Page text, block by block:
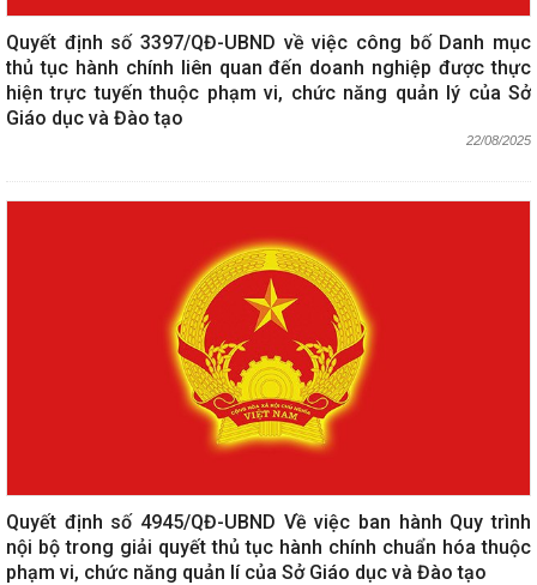
Quyết định số 3397/QĐ-UBND về việc công bố Danh mục
thủ tục hành chính liên quan đến doanh nghiệp được thực
hiện trực tuyến thuộc phạm vi, chức năng quản lý của Sở
Giáo dục và Đào tạo
22/08/2025
Quyết định số 4945/QĐ-UBND Về việc ban hành Quy trình
nội bộ trong giải quyết thủ tục hành chính chuẩn hóa thuộc
phạm vi, chức năng quản lí của Sở Giáo dục và Đào tạo